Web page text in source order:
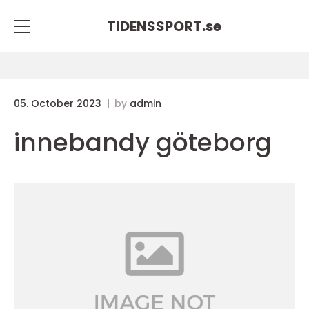
TIDENSSPORT.se
05. October 2023 by admin
innebandy göteborg